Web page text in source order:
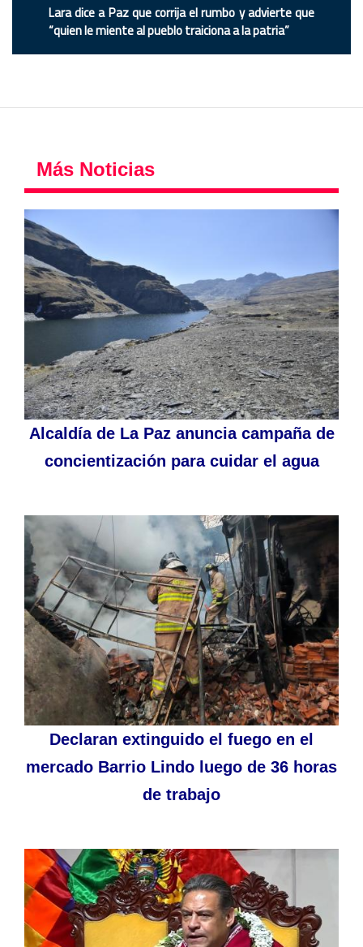
Lara dice a Paz que corrija el rumbo y advierte que
“quien le miente al pueblo traiciona a la patria”
Más Noticias
Alcaldía de La Paz anuncia campaña de
concientización para cuidar el agua
Declaran extinguido el fuego en el
mercado Barrio Lindo luego de 36 horas
de trabajo